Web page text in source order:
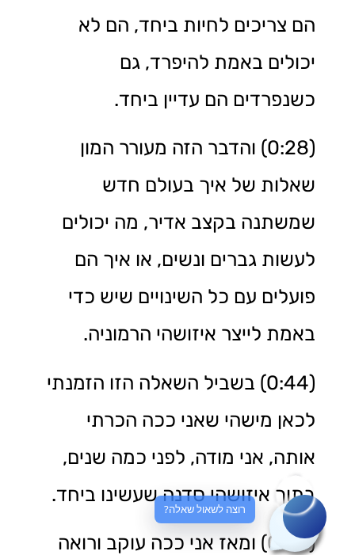
הם צריכים לחיות ביחד, הם לא
יכולים באמת להיפרד, גם
כשנפרדים הם עדיין ביחד.
(0:28) והדבר הזה מעורר המון
שאלות של איך בעולם חדש
שמשתנה בקצב אדיר, מה יכולים
לעשות גברים ונשים, או איך הם
פועלים עם כל השינויים שיש כדי
באמת לייצר איזושהי הרמוניה.
(0:44) בשביל השאלה הזו הזמנתי
לכאן מישהי שאני ככה הכרתי
אותה, אני מודה, לפני כמה שנים,
בתוך איזושהי סדנה שעשינו ביחד.
(0:54) ומאז אני ככה עוקב ורואה
רוצה לשאול שאלה?